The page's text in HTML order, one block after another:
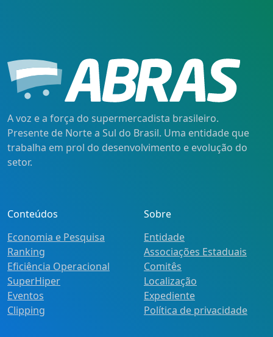
A voz e a força do supermercadista brasileiro.
Presente de Norte a Sul do Brasil. Uma entidade que
trabalha em prol do desenvolvimento e evolução do
setor.
Conteúdos
Economia e Pesquisa
Ranking
Eficiência Operacional
SuperHiper
Eventos
Clipping
Sobre
Entidade
Associações Estaduais
Comitês
Localização
Expediente
Política de privacidade